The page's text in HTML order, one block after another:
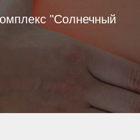
"Солнечный